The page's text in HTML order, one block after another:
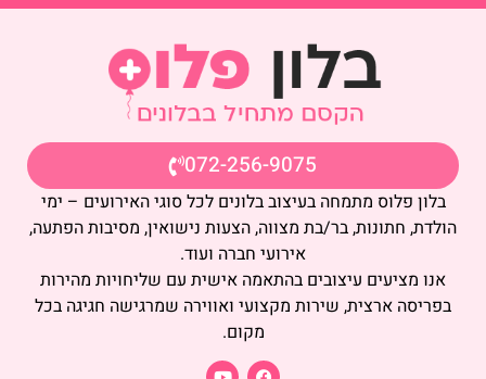
072-256-9075
בלון פלוס מתמחה בעיצוב בלונים לכל סוגי האירועים – ימי
הולדת, חתונות, בר/בת מצווה, הצעות נישואין, מסיבות הפתעה,
אירועי חברה ועוד.
אנו מציעים עיצובים בהתאמה אישית עם שליחויות מהירות
בפריסה ארצית, שירות מקצועי ואווירה שמרגישה חגיגה בכל
מקום.